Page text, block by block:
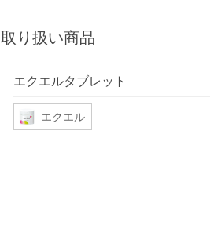
取り扱い商品
エクエルタブレット
エクエル